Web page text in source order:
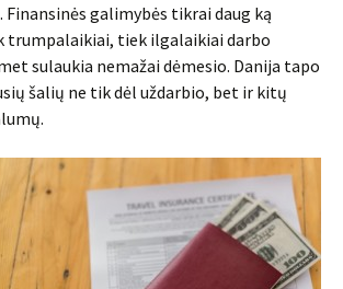
Finansinės galimybės tikrai daug ką
trumpalaikiai, tiek ilgalaikiai darbo
sulaukia nemažai dėmesio. Danija tapo
šalių ne tik dėl uždarbio, bet ir kitų